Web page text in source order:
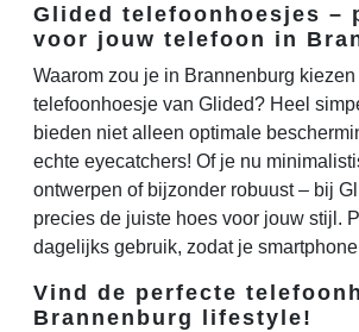
Glided telefoonhoesjes –
voor jouw telefoon in
Waarom zou je in Brannenburg kiezen
telefoonhoesje van Glided? Heel
bieden niet alleen optimale
echte eyecatchers! Of je nu
ontwerpen of bijzonder robuust – bij
precies de juiste hoes voor jouw stijl.
dagelijks gebruik, zodat je
Vind de perfecte
Brannenburg lifestyle!